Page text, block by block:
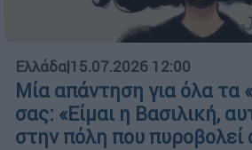
Ελλάδα|15.07.2026 12:00
Μία απάντηση για όλα τα
σας: «Είμαι η Βασιλική,
στην πόλη που